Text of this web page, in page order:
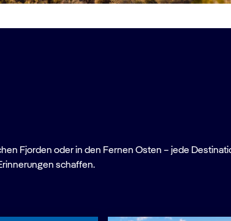
Fjorden oder in den Fernen Osten – jede
schaffen.